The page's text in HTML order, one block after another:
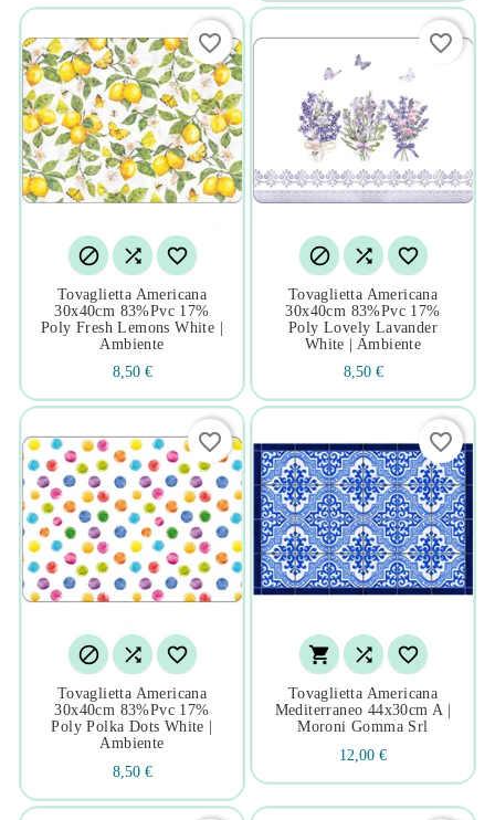
  
Tovaglietta Americana
30x40cm 83%pvc 17%
Poly Fresh Lemons White |
Ambiente
8,50 €
favorite_border
  
Tovaglietta Americana
30x40cm 83%pvc 17%
Poly Lovely Lavander
White | Ambiente
8,50 €
favorite_border
  
Tovaglietta Americana
30x40cm 83%pvc 17%
Poly Polka Dots White |
Ambiente
8,50 €
favorite_border
  
Tovaglietta Americana
Mediterraneo 44x30cm A |
Moroni Gomma Srl
12,00 €
favorite_border